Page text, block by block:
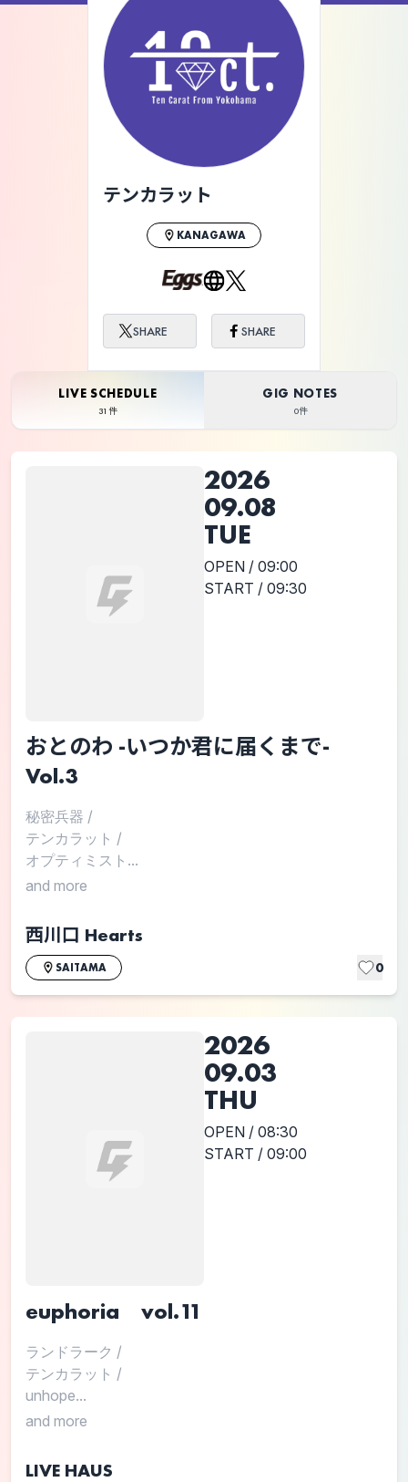
ライブ体験をもっと楽しく、もっと便利
に。
テンカラット
KANAGAWA
SHARE SHARE
LIVE SCHEDULE
31件
GIG NOTES
0件
2026
09.08
TUE
OPEN / 09:00
START / 09:30
おとのわ -いつか君に届くまで-
Vol.3
秘密兵器 /
テンカラット /
オプティミスト...
and more
西川口 Hearts
SAITAMA 0
2026
09.03
THU
OPEN / 08:30
START / 09:00
euphoria vol.11
ランドラーク /
テンカラット /
unhope...
and more
LIVE HAUS